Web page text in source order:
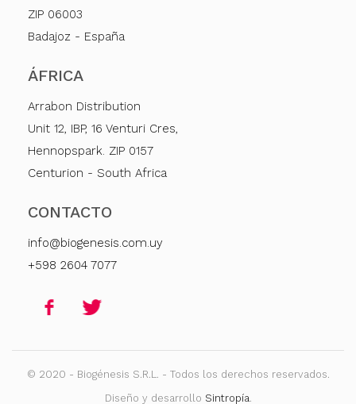
ZIP 06003
Badajoz - España
ÁFRICA
Arrabon Distribution
Unit 12, IBP, 16 Venturi Cres,
Hennopspark. ZIP 0157
Centurion - South Africa
CONTACTO
info@biogenesis.com.uy
+598 2604 7077
© 2020 - Biogénesis S.R.L. - Todos los derechos reservados.
Diseño y desarrollo Sintropía